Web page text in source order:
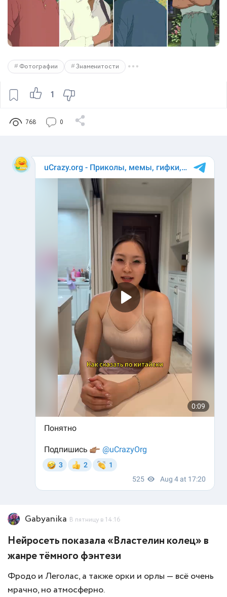
1
Фотографии Знаменитости
768 0
Gabyanika В пятницу в 14:16
Нейросеть показала «Властелин колец» в
жанре тёмного фэнтези
Фродо и Леголас, а также орки и орлы — всё очень
мрачно, но атмосферно.